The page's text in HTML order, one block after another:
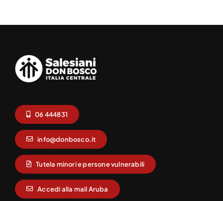
06 444831
info@donbosco.it
Tutela minori e persone vulnerabili
Accedi alla mail Aruba